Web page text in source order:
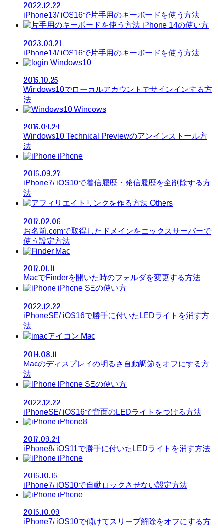
2022.12.22
iPhone13/ iOS16で片手用のキーボードを使う方法
iPhone 14の使い方
2023.03.21
iPhone14/ iOS16で片手用のキーボードを使う方法
Windows10
2015.10.25
Windows10でローカルアカウントでサインインする方
法
Windows
2015.04.24
Windows10 Technical Previewのアンインストール方
法
iPhone
2016.09.27
iPhone7/ iOS10で着信履歴・発信履歴を全削除する方
法
Others
2017.02.06
お名前.comで取得したドメインをエックスサーバーで
使う設定方法
Mac
2017.01.11
MacでFinderを開いた時のフォルダを変更する方法
iPhone SEの使い方
2022.12.22
iPhoneSE/ iOS16で勝手に付いたLEDライトを消す方
法
Mac
2014.08.11
Macのディスプレイの明るさ自動調節をオフにする方
法
iPhone SEの使い方
2022.12.22
iPhoneSE/ iOS16で背面のLEDライトをつける方法
iPhone8
2017.09.24
iPhone8/ iOS11で勝手に付いたLEDライトを消す方法
iPhone
2016.10.16
iPhone7/ iOS10で自動ロックさせない設定方法
iPhone
2016.10.09
iPhone7/ iOS10で傾けてスリープ解除をオフにする方